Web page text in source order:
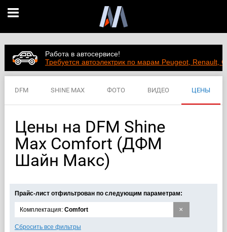
Работа в автосервисе!
Требуется автоэлектрик по марам Peugeot, Renault,
DFM SHINE MAX ФОТО ВИДЕО ЦЕНЫ
Цены на DFM Shine
Max Comfort (ДФМ
Шайн Макс)
Прайс-лист отфильтрован по следующим параметрам:
×
Комплектация: Comfort
Сбросить все фильтры